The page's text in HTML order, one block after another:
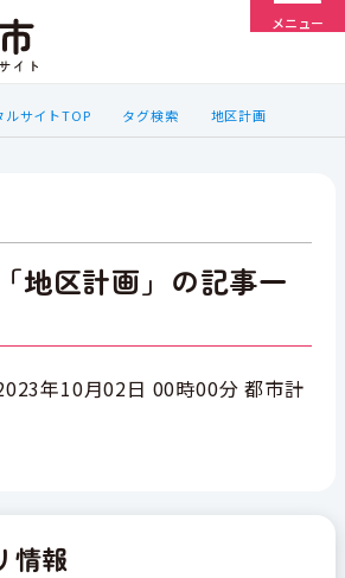
メニュー
ルサイトTOP タグ検索 地区計画
地区計画」の記事一
年10月02日 00時00分 都市計
情報